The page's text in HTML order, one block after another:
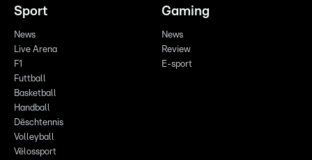
Sport
News
Live Arena
F1
Futtball
Basketball
Handball
Dëschtennis
Volleyball
Vëlossport
Gaming
News
Review
E-sport